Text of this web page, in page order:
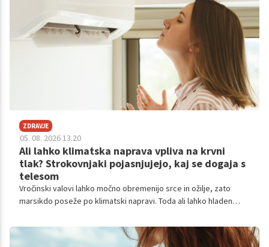
postanejo žejni, preden začnejo piti.
ZDRAVJE
05. 08. 2026 13.20
Ali lahko klimatska naprava vpliva na krvni
tlak? Strokovnjaki pojasnjujejo, kaj se dogaja s
telesom
Vročinski valovi lahko močno obremenijo srce in ožilje, zato
marsikdo poseže po klimatski napravi. Toda ali lahko hladen
prostorih vplivajo tudi na krvni tlak?